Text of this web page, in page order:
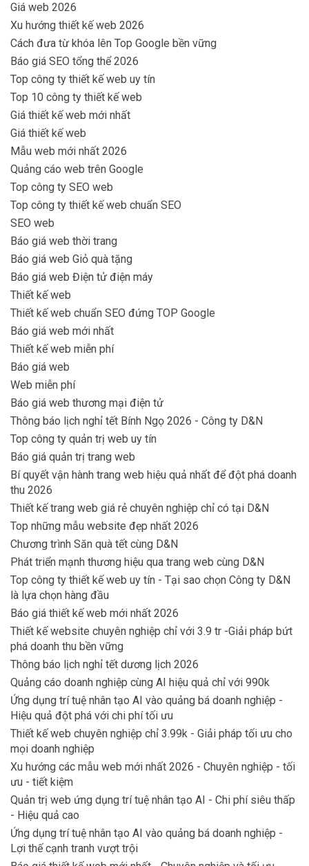
Giá web 2026
Xu hướng thiết kế web 2026
Cách đưa từ khóa lên Top Google bền vững
Báo giá SEO tổng thể 2026
Top công ty thiết kế web uy tín
Top 10 công ty thiết kế web
Giá thiết kế web mới nhất
Giá thiết kế web
Mẫu web mới nhất 2026
Quảng cáo web trên Google
Top công ty SEO web
Top công ty thiết kế web chuẩn SEO
SEO web
Báo giá web thời trang
Báo giá web Giỏ quà tặng
Báo giá web Điện tử điện máy
Thiết kế web
Thiết kế web chuẩn SEO đứng TOP Google
Báo giá web mới nhất
Thiết kế web miễn phí
Báo giá web
Web miễn phí
Báo giá web thương mại điện tử
Thông báo lịch nghỉ tết Bính Ngọ 2026 - Công ty D&N
Top công ty quản trị web uy tín
Báo giá quản trị trang web
Bí quyết vận hành trang web hiệu quả nhất để đột phá doanh
thu 2026
Thiết kế trang web giá rẻ chuyên nghiệp chỉ có tại D&N
Top những mẫu website đẹp nhất 2026
Chương trình Săn quà tết cùng D&N
Phát triển mạnh thương hiệu qua trang web cùng D&N
Top công ty thiết kế web uy tín - Tại sao chọn Công ty D&N
là lựa chọn hàng đầu
Báo giá thiết kế web mới nhất 2026
Thiết kế website chuyên nghiệp chỉ với 3.9 tr -Giải pháp bứt
phá doanh thu bền vững
Thông báo lịch nghỉ tết dương lịch 2026
Quảng cáo doanh nghiệp cùng AI hiệu quả chỉ với 990k
Ứng dụng trí tuệ nhân tạo AI vào quảng bá doanh nghiệp -
Hiệu quả đột phá với chi phí tối ưu
Thiết kế web chuyên nghiệp chỉ 3.99k - Giải pháp tối ưu cho
mọi doanh nghiệp
Xu hướng các mẫu web mới nhất 2026 - Chuyên nghiệp - tối
ưu - tiết kiệm
Quản trị web ứng dụng trí tuệ nhân tạo AI - Chi phí siêu thấp
- Hiệu quả cao
Ứng dụng trí tuệ nhân tạo AI vào quảng bá doanh nghiệp -
Lợi thế cạnh tranh vượt trội